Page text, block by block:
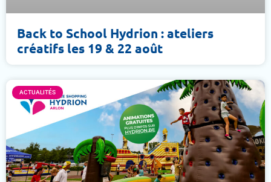
Back to School Hydrion : ateliers
créatifs les 19 & 22 août
ACTUALITÉS